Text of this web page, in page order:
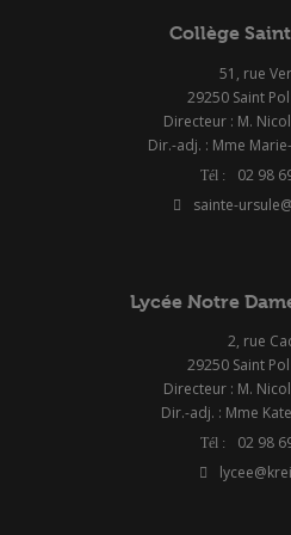
Collège
51, rue
29250 Saint
Directeur : M.
Dir.-adj. : Mme
02 98
sainte-
Lycée Notre
2, rue
29250 Saint
Directeur : M.
Dir.-adj. : Mme
02 98